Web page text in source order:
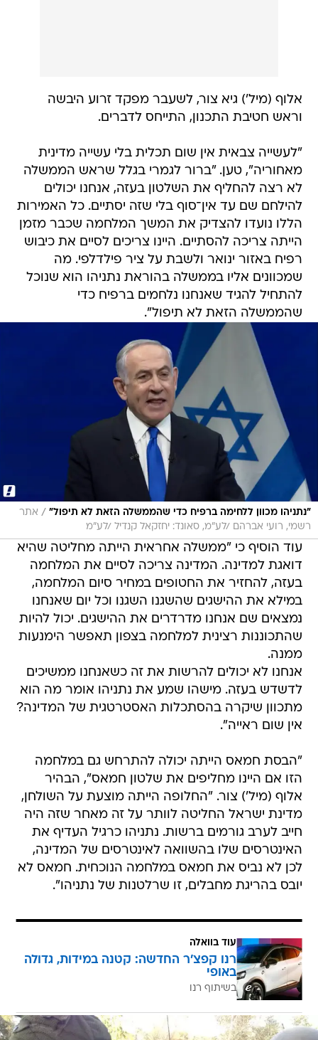
אלוף (מיל') גיא צור, לשעבר מפקד זרוע היבשה
וראש חטיבת התכנון, התייחס לדברים.
"לעשייה צבאית אין שום תכלית בלי עשייה מדינית
מאחוריה", טען. "ברור לגמרי בגלל שראש הממשלה
לא רצה להחליף את השלטון בעזה, אנחנו יכולים
להילחם שם עד אין־סוף בלי שזה יסתיים. כל האמירות
הללו נועדו להצדיק את המשך המלחמה שכבר מזמן
הייתה צריכה להסתיים. היינו צריכים לסיים את כיבוש
רפיח באזור ינואר ולשבת על ציר פילדלפי. מה
שמכוונים אליו בממשלה בהוראת נתניהו הוא שנוכל
להתחיל להגיד שאנחנו נלחמים ברפיח כדי
שהממשלה הזאת לא תיפול".
"נתניהו מכוון ללחימה ברפיח כדי שהממשלה הזאת לא תיפול" / אתר
רשמי, רועי אברהם /לע"מ, סאונד: יחזקאל קנדיל /לע"מ
עוד הוסיף כי "ממשלה אחראית הייתה מחליטה שהיא
דואגת למדינה. המדינה צריכה לסיים את המלחמה
בעזה, להחזיר את החטופים במחיר סיום המלחמה,
במילא את ההישגים שהשגנו השגנו וכל יום שאנחנו
נמצאים שם אנחנו מדרדרים את ההישגים. יכול להיות
שהתכוננות רצינית למלחמה בצפון תאפשר הימנעות
ממנה.
אנחנו לא יכולים להרשות את זה כשאנחנו ממשיכים
לדשדש בעזה. מישהו שמע את נתניהו אומר מה הוא
מתכוון שיקרה בהסתכלות האסטרטגית של המדינה?
אין שום ראייה".
"הבסת חמאס הייתה יכולה להתרחש גם במלחמה
הזו אם היינו מחליפים את שלטון חמאס", הבהיר
אלוף (מיל') צור. "החלופה הייתה מוצעת על השולחן,
מדינת ישראל החליטה לוותר על זה מאחר שזה היה
חייב לערב גורמים ברשות. נתניהו כרגיל העדיף את
האינטרסים שלו בהשוואה לאינטרסים של המדינה,
לכן לא נביס את חמאס במלחמה הנוכחית. חמאס לא
יובס בהריגת מחבלים, זו שרלטנות של נתניהו".
עוד בוואלה
רנו קפצ'ר החדשה: קטנה במידות, גדולה
באופי
בשיתוף רנו